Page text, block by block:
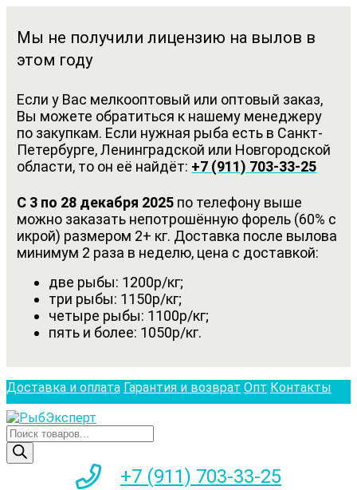
Мы не получили лицензию на вылов в
этом году
Если у Вас мелкооптовый или оптовый заказ,
Вы можете обратиться к нашему менеджеру
по закупкам. Если нужная рыба есть в Санкт-
Петербурге, Ленинградской или Новгородской
области, то он её найдёт: +7 (911) 703-33-25
С 3 по 28 декабря 2025 по телефону выше
можно заказать непотрошённую форель (60% с
икрой) размером 2+ кг. Доставка после вылова
минимум 2 раза в неделю, цена с доставкой:
две рыбы: 1200р/кг;
три рыбы: 1150р/кг;
четыре рыбы: 1100р/кг;
пять и более: 1050р/кг.
Доставка и оплата Гарантия и возврат Опт Контакты
Поиск
товаров
+7 (911) 703-33-25